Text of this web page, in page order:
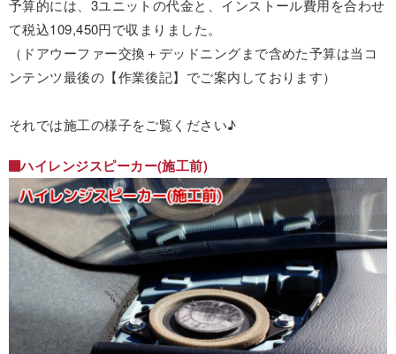
予算的には、3ユニットの代金と、インストール費用を合わせ
て税込109,450円で収まりました。
（ドアウーファー交換＋デッドニングまで含めた予算は当コ
ンテンツ最後の【作業後記】でご案内しております）
それでは施工の様子をご覧ください♪
ハイレンジスピーカー(施工前)